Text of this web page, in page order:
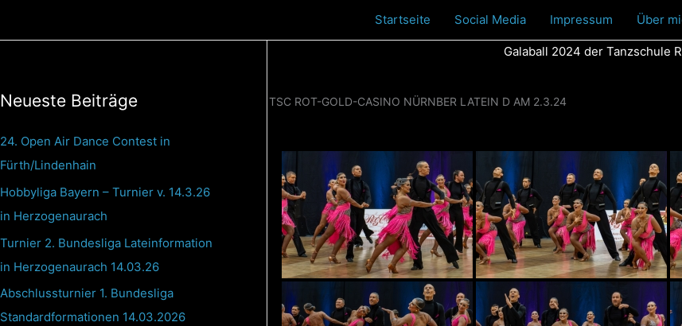
Startseite Social Media Impressum Über
Neueste Beiträge
24. Open Air Dance Contest in
Fürth/Lindenhain
Hobbyliga Bayern – Turnier v. 14.3.26
in Herzogenaurach
Turnier 2. Bundesliga Lateinformation
in Herzogenaurach 14.03.26
Abschlussturnier 1. Bundesliga
Standardformationen 14.03.2026
Galaball 2024 der Tanzschule
TSC ROT-GOLD-CASINO NÜRNBER LATEIN D AM 2.3.24